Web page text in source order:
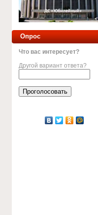
Опрос
Что вас интересует?
Другой вариант ответа?